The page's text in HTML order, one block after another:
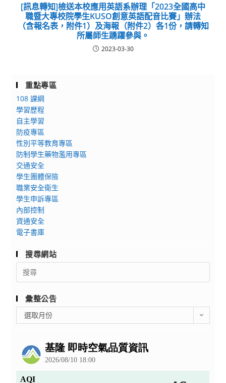
[訊息轉知]檢送本校應用英語系辦理「2023全國高中
職暨大專校院學生KUSO創意英語配音比賽」辦法
（含報名表，附件1）及海報（附件2）各1份，請轉知
所屬師生踴躍參與。
2023-03-30
重點專區
108 課綱
學習歷程
自主學習
防疫專區
性別平等教育專區
防制學生藥物濫用專區
交通安全
學生團體保險
職業安全衛生
學生申訴專區
內部控制
資通安全
電子書庫
搜尋網站
Search
for:
彙整公告
整
選取月份